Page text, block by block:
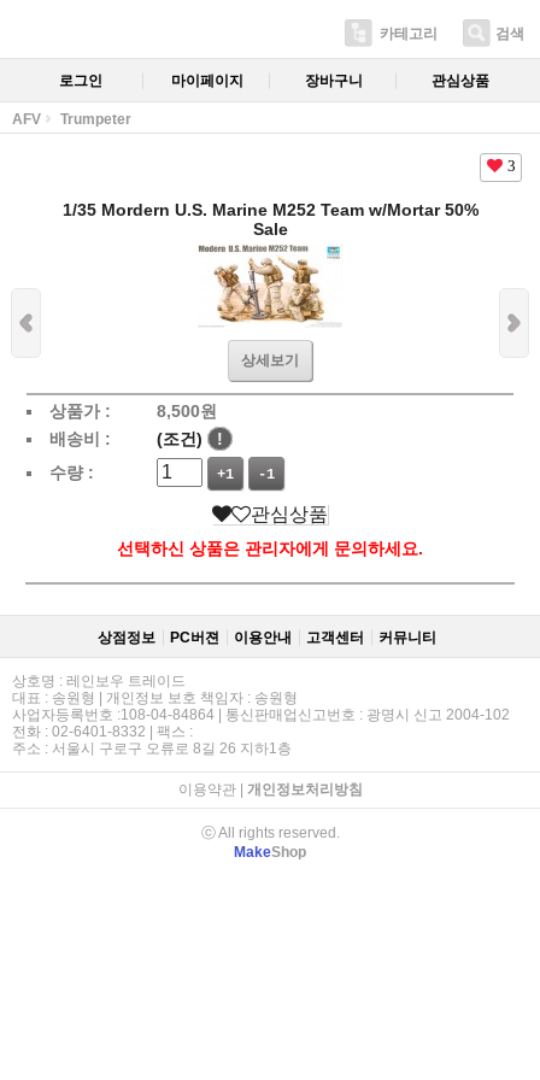
카테고리 검색
로그인 마이페이지 장바구니 관심상품
AFV Trumpeter
3
1/35 Mordern U.S. Marine M252 Team w/Mortar 50%
Sale
상세보기
상품가 : 8,500원
배송비 :
(조건)
!
수량 :
+1 -1
관심상품
선택하신 상품은 관리자에게 문의하세요.
상점정보 PC버젼 이용안내 고객센터 커뮤니티
상호명 : 레인보우 트레이드
대표 : 송원형 | 개인정보 보호 책임자 : 송원형
사업자등록번호 :108-04-84864 | 통신판매업신고번호 : 광명시 신고 2004-102
전화 : 02-6401-8332 | 팩스 :
주소 : 서울시 구로구 오류로 8길 26 지하1층
이용약관| 개인정보처리방침
ⓒ All rights reserved.
MakeShop